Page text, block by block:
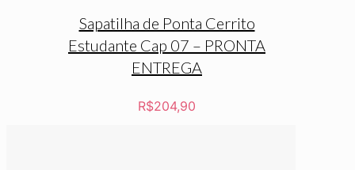
Sapatilha de Ponta Cerrito
Estudante Cap 07 – PRONTA
ENTREGA
R$204,90